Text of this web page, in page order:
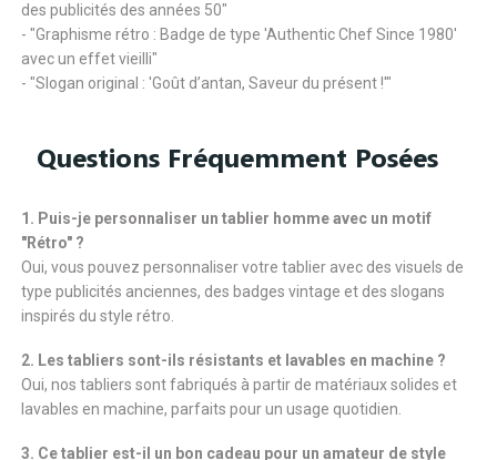
des publicités des années 50"
- "Graphisme rétro : Badge de type 'Authentic Chef Since 1980'
avec un effet vieilli"
- "Slogan original : 'Goût d’antan, Saveur du présent !'"
Questions Fréquemment Posées
1. Puis-je personnaliser un tablier homme avec un motif
"Rétro" ?
Oui, vous pouvez personnaliser votre tablier avec des visuels de
type publicités anciennes, des badges vintage et des slogans
inspirés du style rétro.
2. Les tabliers sont-ils résistants et lavables en machine ?
Oui, nos tabliers sont fabriqués à partir de matériaux solides et
lavables en machine, parfaits pour un usage quotidien.
3. Ce tablier est-il un bon cadeau pour un amateur de style